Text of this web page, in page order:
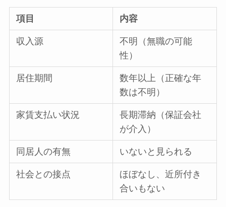
項目 内容
収入源
不明（無職の可能
性）
居住期間
数年以上（正確な年
数は不明）
家賃支払い状況
長期滞納（保証会社
が介入）
同居人の有無 いないと見られる
社会との接点
ほぼなし、近所付き
合いもない